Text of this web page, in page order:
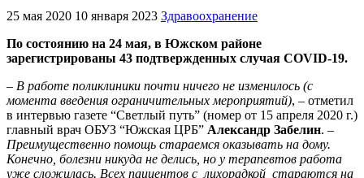
25 мая 2020 10 января 2023 Здравоохранение
По состоянию на 24 мая, в Южском районе
зарегистрированы 43 подтвержденных случая COVID-19.
– В работе поликлиники почти ничего не изменилось (с
момента введения ограничительных мероприятий), – отметил
в интервью газете “Светлый путь” (номер от 15 апреля 2020 г.)
главный врач ОБУЗ “Южская ЦРБ” Александр Забелин. –
Преимущественно помощь стараемся оказывать на дому.
Конечно, болезни никуда не делись, но у терапевтов работа
уже сложилась. Всех пациентов с лихорадкой стараются на